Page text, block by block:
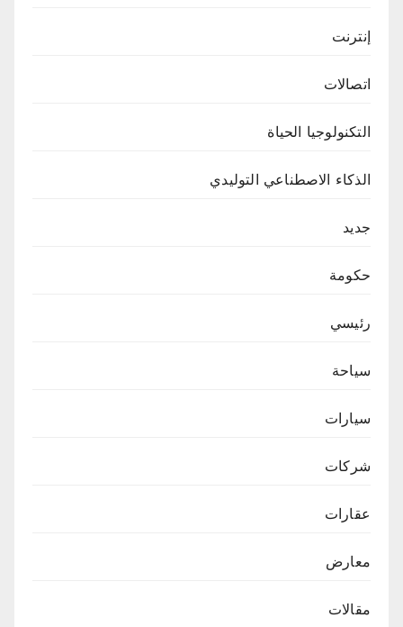
إنترنت
اتصالات
التكنولوجيا الحياة
الذكاء الاصطناعي التوليدي
جديد
حكومة
رئيسي
سياحة
سيارات
شركات
عقارات
معارض
مقالات